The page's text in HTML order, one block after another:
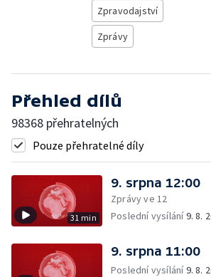
Zpravodajství
Zprávy
Přehled dílů
98368 přehratelných
Pouze přehratelné díly
31 min
9. srpna 12:00
Zprávy ve 12
Poslední vysílání9. 8.
9. srpna 11:00
Poslední vysílání9. 8.